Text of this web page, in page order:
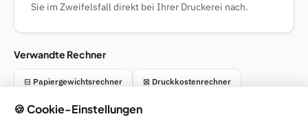
Sie im Zweifelsfall direkt bei Ihrer Druckerei nach.
Verwandte Rechner
⊟ Papiergewichtsrechner ⊠ Druckkostenrechner
📖 Lesezeit-Rechner ⏱️ Arbeitsstunden-Rechner
🍪 Cookie-Einstellungen